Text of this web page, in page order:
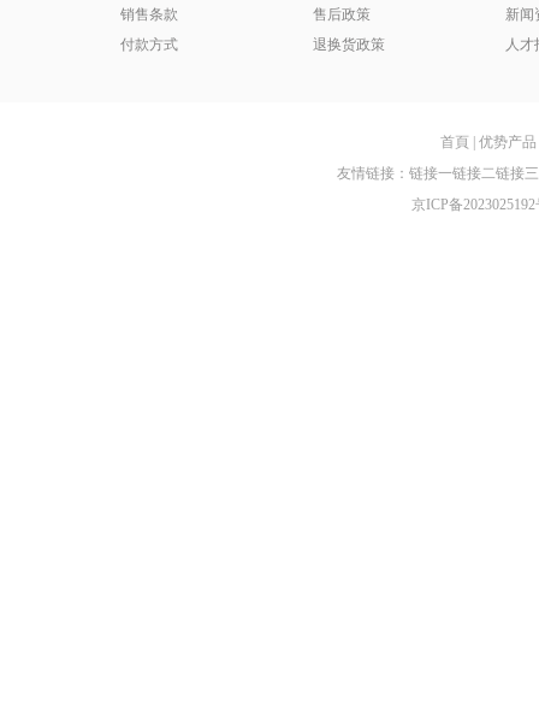
销售条款
付款方式
售后政策
退换货政策
新闻
人才
首頁 优势产品
友情链接： 链接一链接二链接三
京ICP备